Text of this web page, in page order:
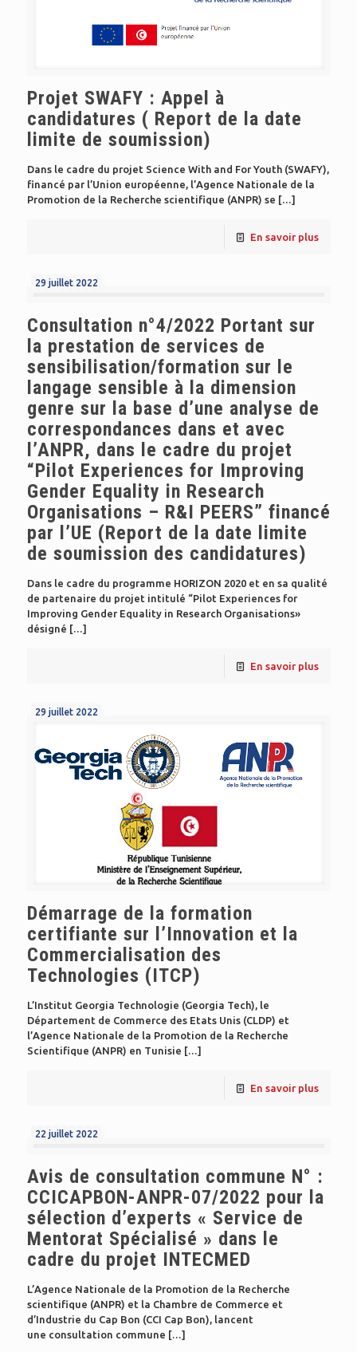
Projet SWAFY : Appel à
candidatures ( Report de la date
limite de soumission)
Dans le cadre du projet Science With and For Youth (SWAFY),
financé par l’Union européenne, l’Agence Nationale de la
Promotion de la Recherche scientifique (ANPR) se […]
En savoir plus
29 juillet 2022
Consultation n°4/2022 Portant sur
la prestation de services de
sensibilisation/formation sur le
langage sensible à la dimension
genre sur la base d’une analyse de
correspondances dans et avec
l’ANPR, dans le cadre du projet
“Pilot Experiences for Improving
Gender Equality in Research
Organisations – R&I PEERS” financé
par l’UE (Report de la date limite
de soumission des candidatures)
Dans le cadre du programme HORIZON 2020 et en sa qualité
de partenaire du projet intitulé “Pilot Experiences for
Improving Gender Equality in Research Organisations»
désigné […]
En savoir plus
29 juillet 2022
Démarrage de la formation
certifiante sur l’Innovation et la
Commercialisation des
Technologies (ITCP)
L’Institut Georgia Technologie (Georgia Tech), le
Département de Commerce des Etats Unis (CLDP) et
l’Agence Nationale de la Promotion de la Recherche
Scientifique (ANPR) en Tunisie […]
En savoir plus
22 juillet 2022
Avis de consultation commune N° :
CCICAPBON-ANPR-07/2022 pour la
sélection d’experts « Service de
Mentorat Spécialisé » dans le
cadre du projet INTECMED
L’Agence Nationale de la Promotion de la Recherche
scientifique (ANPR) et la Chambre de Commerce et
d’Industrie du Cap Bon (CCI Cap Bon), lancent
une consultation commune […]